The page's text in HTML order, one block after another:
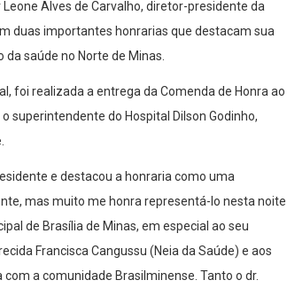
Alves de Carvalho, diretor-presidente da
duas importantes honrarias que destacam sua
saúde no Norte de Minas.
foi realizada a entrega da Comenda de Honra ao
superintendente do Hospital Dilson Godinho,
e destacou a honraria como uma
mas muito me honra representá-lo nesta noite
de Brasília de Minas, em especial ao seu
Francisca Cangussu (Neia da Saúde) e aos
a comunidade Brasilminense. Tanto o dr.